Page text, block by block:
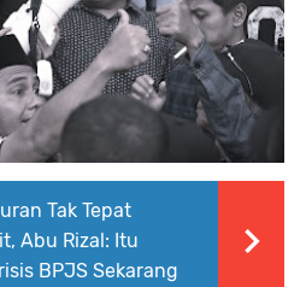
Tak Tepat
Abu Rizal: Itu
BPJS Sekarang